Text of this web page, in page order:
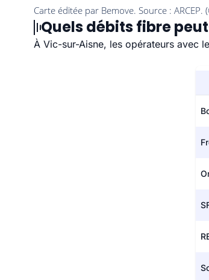
Quels débits fibre
À Vic-sur-Aisne, les opérateurs avec